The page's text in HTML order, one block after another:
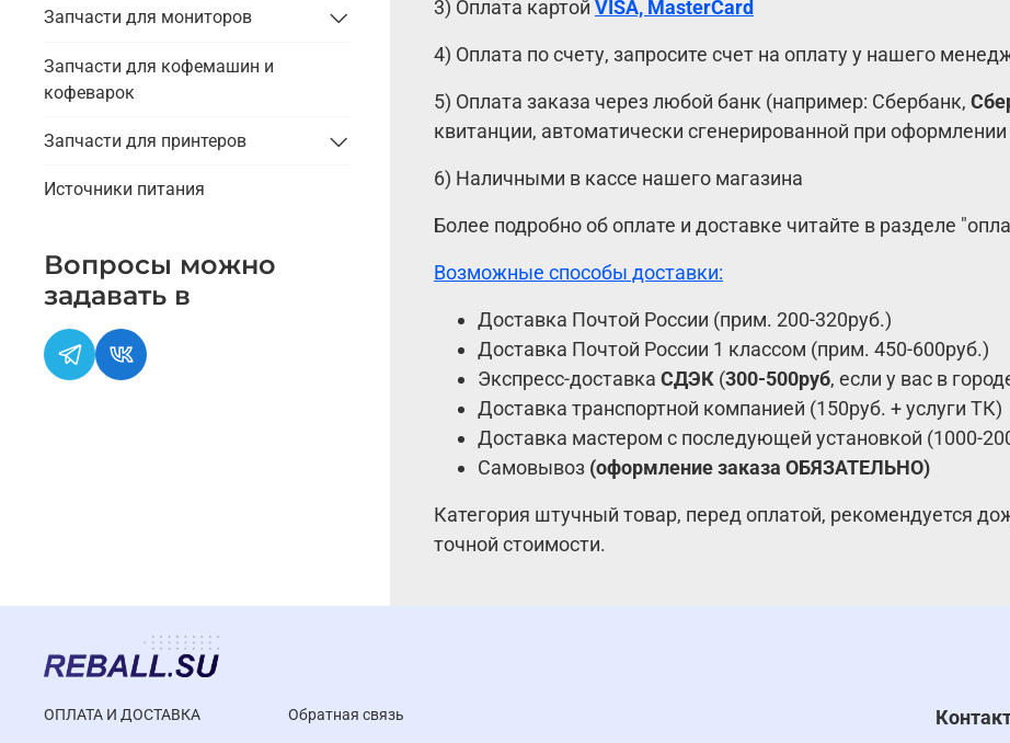
3) Оплата картой VISA, MasterCard
4) Оплата по счету, запросите счет на оплату у нашего
5) Оплата заказа через любой банк (например: Сбербанк,
квитанции, автоматически сгенерированной при оформлении
6) Наличными в кассе нашего магазина
Более подробно об оплате и доставке читайте в разделе
Возможные способы доставки:
Доставка Почтой России (прим. 200-320руб.)
Доставка Почтой России 1 классом (прим. 450-600руб.)
Экспресс-доставка СДЭК (300-500руб, если у вас в
Доставка транспортной компанией (150руб. + услуги ТК)
Доставка мастером с последующей установкой (1000-
Самовывоз (оформление заказа ОБЯЗАТЕЛЬНО)
Категория штучный товар, перед оплатой, рекомендуется
точной стоимости.
Запчасти для мониторов
Запчасти для кофемашин и
кофеварок
Запчасти для принтеров
Источники питания
Вопросы можно
задавать в
ОПЛАТА И ДОСТАВКА
Обратная связь